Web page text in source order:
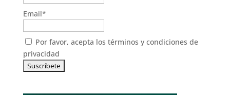
Email*
Por favor, acepta los términos y condiciones de
privacidad